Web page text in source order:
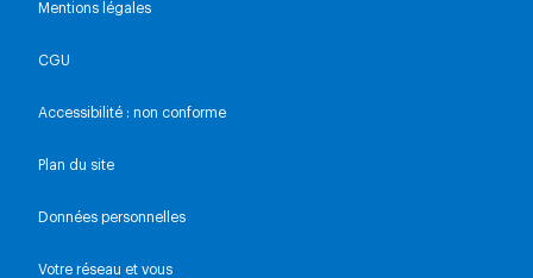
Mentions légales
CGU
Accessibilité : non conforme
Plan du site
Données personnelles
Votre réseau et vous